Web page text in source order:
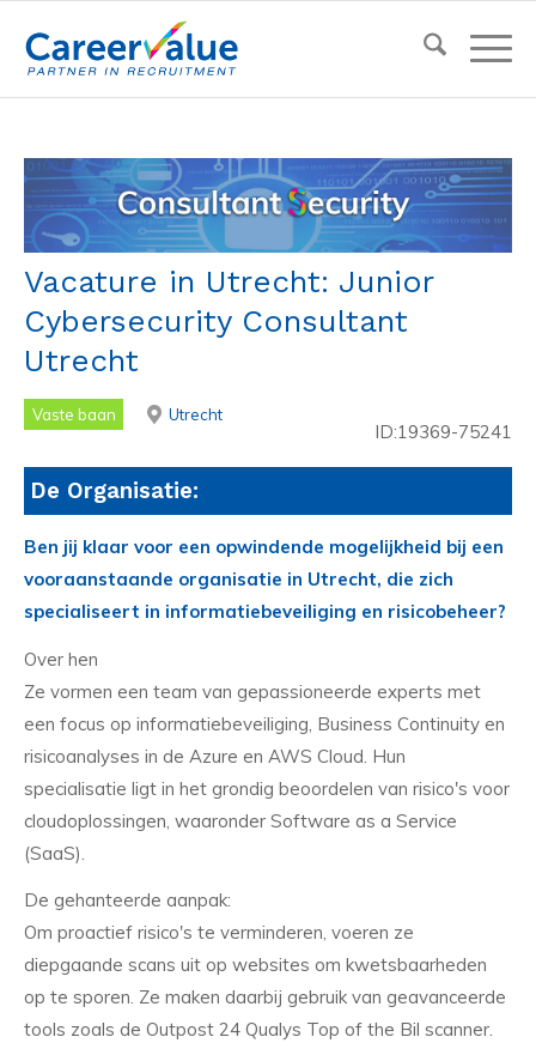
Vacature in Utrecht: Junior
Cybersecurity Consultant
Utrecht
Vaste baan Utrecht
ID:19369-75241
De Organisatie:
Ben jij klaar voor een opwindende mogelijkheid bij een
vooraanstaande organisatie in Utrecht, die zich
specialiseert in informatiebeveiliging en risicobeheer?
Over hen
Ze vormen een team van gepassioneerde experts met
een focus op informatiebeveiliging, Business Continuity en
risicoanalyses in de Azure en AWS Cloud. Hun
specialisatie ligt in het grondig beoordelen van risico's voor
cloudoplossingen, waaronder Software as a Service
(SaaS).
De gehanteerde aanpak:
Om proactief risico's te verminderen, voeren ze
diepgaande scans uit op websites om kwetsbaarheden
op te sporen. Ze maken daarbij gebruik van geavanceerde
tools zoals de Outpost 24 Qualys Top of the Bil scanner.